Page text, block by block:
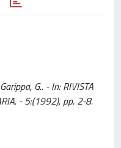
G.. - In: RIVISTA
- 5:(1992), pp. 2-8.